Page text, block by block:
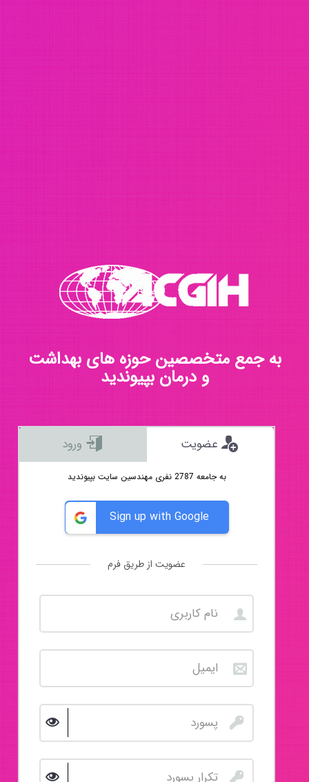
به جمع متخصصین حوزه های بهداشت
و درمان بپیوندید
به جامعه 2787 نفری مهندسین سایت بپیوندید
Sign up with Google
عضویت از طریق فرم